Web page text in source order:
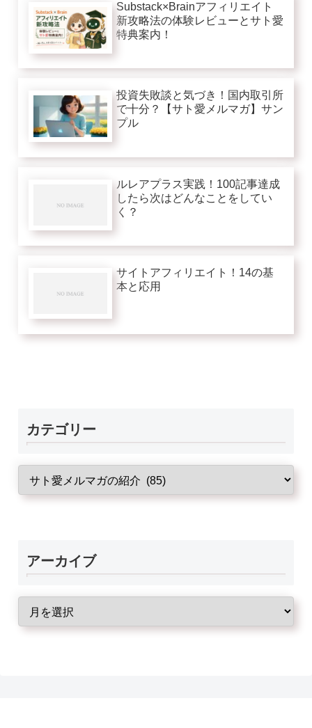
Substack×Brainアフィリエイト
新攻略法の体験レビューとサト愛
特典案内！
投資失敗談と気づき！国内取引所
で十分？【サト愛メルマガ】サン
プル
ルレアプラス実践！100記事達成
したら次はどんなことをしてい
く？
サイトアフィリエイト！14の基
本と応用
カテゴリー
アーカイブ